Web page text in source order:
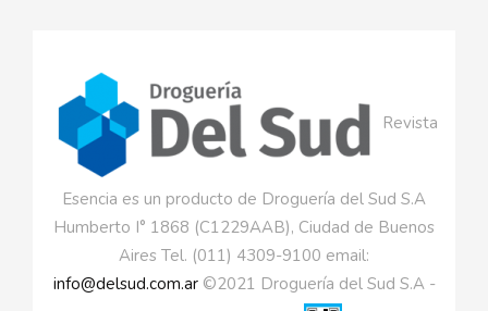
Revista
Esencia es un producto de Droguería del Sud S.A
Humberto I° 1868 (C1229AAB), Ciudad de Buenos
Aires Tel. (011) 4309-9100 email:
info@delsud.com.ar©2021 Droguería del Sud S.A -